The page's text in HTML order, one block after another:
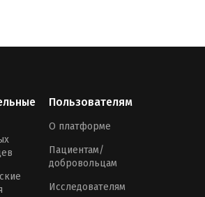
Пользователям
О платформе
Пациентам/
добровольцам
Исследователям